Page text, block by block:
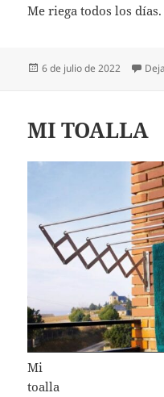
Me riega todos los días.
Publicado
6 de julio de 2022
MI TOALLA
Mi
toalla